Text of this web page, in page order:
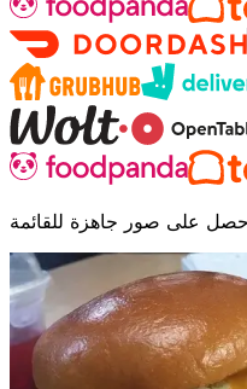
على صور جاهزة للقائمة